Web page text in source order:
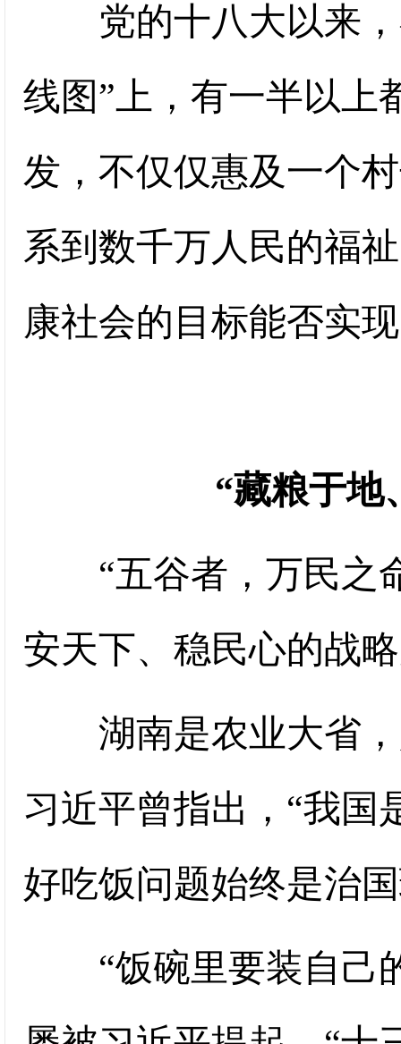
党的十八大以来，
线图”上，有一半以上
发，不仅仅惠及一个
系到数千万人民的福
康社会的目标能否实
“藏粮于地
“五谷者，万民之
安天下、稳民心的战
湖南是农业大省，
习近平曾指出，“我国
好吃饭问题始终是治
“饭碗里要装自己